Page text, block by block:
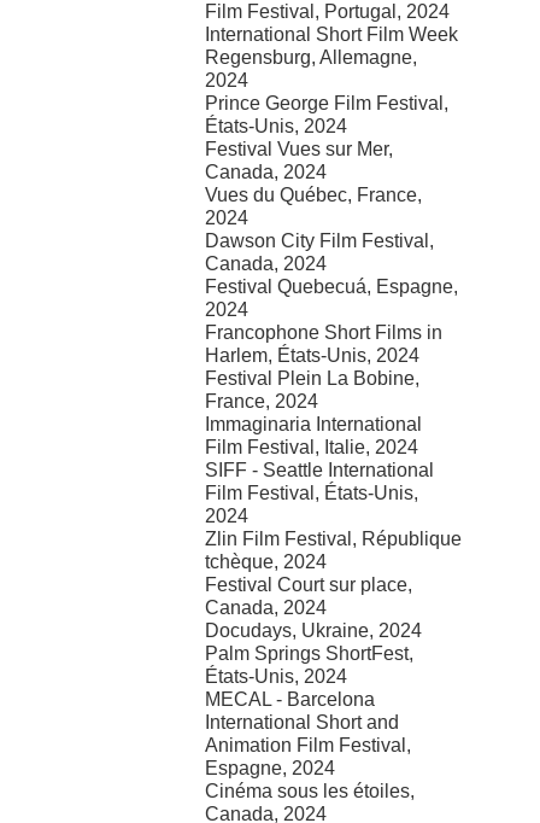
Film Festival, Portugal, 2024
International Short Film Week
Regensburg, Allemagne,
2024
Prince George Film Festival,
États-Unis, 2024
Festival Vues sur Mer,
Canada, 2024
Vues du Québec, France,
2024
Dawson City Film Festival,
Canada, 2024
Festival Quebecuá, Espagne,
2024
Francophone Short Films in
Harlem, États-Unis, 2024
Festival Plein La Bobine,
France, 2024
Immaginaria International
Film Festival, Italie, 2024
SIFF - Seattle International
Film Festival, États-Unis,
2024
Zlin Film Festival, République
tchèque, 2024
Festival Court sur place,
Canada, 2024
Docudays, Ukraine, 2024
Palm Springs ShortFest,
États-Unis, 2024
MECAL - Barcelona
International Short and
Animation Film Festival,
Espagne, 2024
Cinéma sous les étoiles,
Canada, 2024